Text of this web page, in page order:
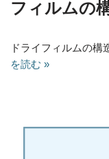
フィルムの
ドライフィルムの
を読む »